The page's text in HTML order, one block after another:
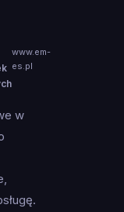
www.em-
es.pl
w